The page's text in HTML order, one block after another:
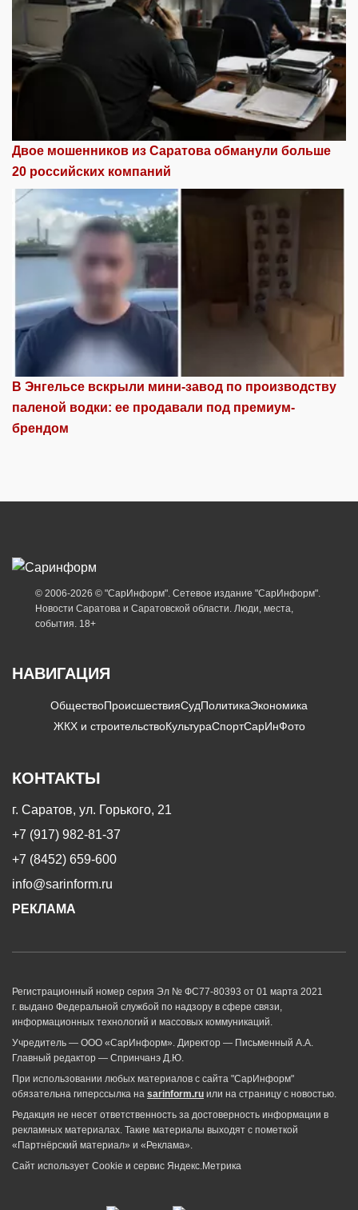
Двое мошенников из Саратова обманули больше
20 российских компаний
В Энгельсе вскрыли мини-завод по производству
паленой водки: ее продавали под премиум-
брендом
© 2006-2026 © "СарИнформ". Сетевое издание "СарИнформ".
Новости Саратова и Саратовской области. Люди, места,
события. 18+
НАВИГАЦИЯ
ОбществоПроисшествияСудПолитикаЭкономика
ЖКХ и строительствоКультураСпортСарИнФото
КОНТАКТЫ
г. Саратов, ул. Горького, 21
+7 (917) 982-81-37
+7 (8452) 659-600
info@sarinform.ru
РЕКЛАМА
Регистрационный номер серия Эл № ФС77-80393 от 01 марта 2021
г. выдано Федеральной службой по надзору в сфере связи,
информационных технологий и массовых коммуникаций.
Учредитель — ООО «СарИнформ». Директор — Письменный А.А.
Главный редактор — Спринчанэ Д.Ю.
При использовании любых материалов с сайта "СарИнформ"
обязательна гиперссылка на sarinform.ru или на страницу с новостью.
Редакция не несет ответственность за достоверность информации в
рекламных материалах. Такие материалы выходят с пометкой
«Партнёрский материал» и «Реклама».
Сайт использует Cookie и сервиc Яндекс.Метрика